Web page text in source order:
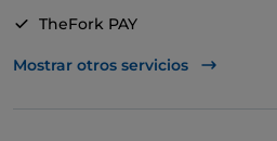
TheFork PAY
UnionPay via TheFork PAY
Mostrar otros servicios